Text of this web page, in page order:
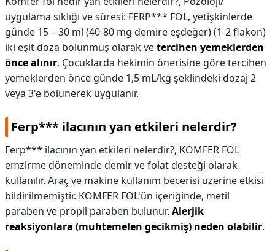
uygulama sıklığı ve süresi: FERP*** FOL, yetişkinlerde
günde 15 – 30 ml (40-80 mg demire eşdeğer) (1-2 flakon)
iki eşit doza bölünmüş olarak vetercihen yemeklerden
önce alınır. Çocuklarda hekimin önerisine göre tercihen
yemeklerden önce günde 1,5 mL/kg şeklindeki dozaj 2
veya 3'e bölünerek uygulanır.
Ferp*** ilacının yan etkileri nelerdir?
Ferp*** ilacının yan etkileri nelerdir?, KOMFER FOL
emzirme döneminde demir ve folat desteği olarak
kullanılır. Araç ve makine kullanım becerisi üzerine etkisi
bildirilmemiştir. KOMFER FOL'ün içeriğinde, metil
paraben ve propil paraben bulunur. Alerjik
reaksiyonlara (muhtemelen gecikmiş) neden olabilir.